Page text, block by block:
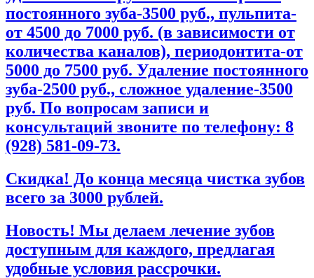
постоянного зуба-3500 руб., пульпита-
от 4500 до 7000 руб. (в зависимости от
количества каналов), периодонтита-от
5000 до 7500 руб. Удаление постоянного
зуба-2500 руб., сложное удаление-3500
руб. По вопросам записи и
консультаций звоните по телефону: 8
(928) 581-09-73.
Скидка! До конца месяца чистка зубов
всего за 3000 рублей.
Новость! Мы делаем лечение зубов
доступным для каждого, предлагая
удобные условия рассрочки.